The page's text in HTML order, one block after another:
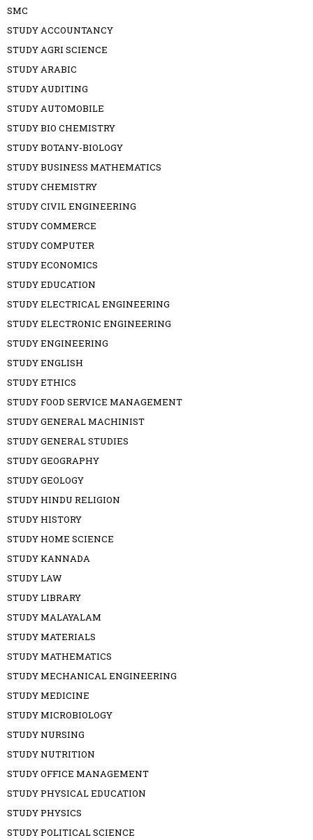
SMC
STUDY ACCOUNTANCY
STUDY AGRI SCIENCE
STUDY ARABIC
STUDY AUDITING
STUDY AUTOMOBILE
STUDY BIO CHEMISTRY
STUDY BOTANY-BIOLOGY
STUDY BUSINESS MATHEMATICS
STUDY CHEMISTRY
STUDY CIVIL ENGINEERING
STUDY COMMERCE
STUDY COMPUTER
STUDY ECONOMICS
STUDY EDUCATION
STUDY ELECTRICAL ENGINEERING
STUDY ELECTRONIC ENGINEERING
STUDY ENGINEERING
STUDY ENGLISH
STUDY ETHICS
STUDY FOOD SERVICE MANAGEMENT
STUDY GENERAL MACHINIST
STUDY GENERAL STUDIES
STUDY GEOGRAPHY
STUDY GEOLOGY
STUDY HINDU RELIGION
STUDY HISTORY
STUDY HOME SCIENCE
STUDY KANNADA
STUDY LAW
STUDY LIBRARY
STUDY MALAYALAM
STUDY MATERIALS
STUDY MATHEMATICS
STUDY MECHANICAL ENGINEERING
STUDY MEDICINE
STUDY MICROBIOLOGY
STUDY NURSING
STUDY NUTRITION
STUDY OFFICE MANAGEMENT
STUDY PHYSICAL EDUCATION
STUDY PHYSICS
STUDY POLITICAL SCIENCE